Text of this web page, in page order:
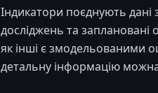
Індикатори поєднують
досліджень та заплановані
як інші є змодельованими
детальну інформацію